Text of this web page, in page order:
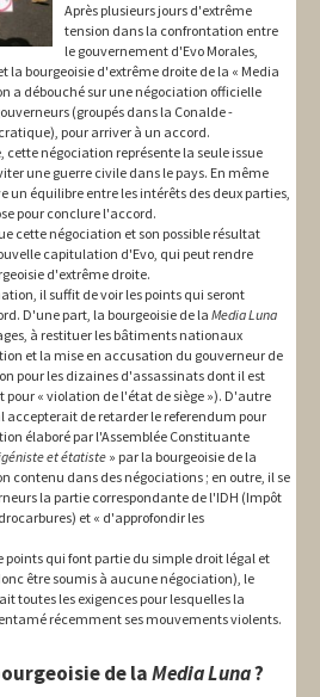
Après plusieurs jours d'extrême
tension dans la confrontation entre
le gouvernement d'Evo Morales,
la bourgeoisie d'extrême droite de la « Media
a débouché sur une négociation officielle
(groupés dans la Conalde -
pour arriver à un accord.
cette négociation représente la seule issue
une guerre civile dans le pays. En même
un équilibre entre les intérêts des deux parties,
pour conclure l'accord.
cette négociation et son possible résultat
capitulation d'Evo, qui peut rendre
d'extrême droite.
il suffit de voir les points qui seront
D'une part, la bourgeoisie de la Media Luna
à restituer les bâtiments nationaux
et la mise en accusation du gouverneur de
pour les dizaines d'assassinats dont il est
« violation de l'état de siège »). D'autre
de retarder le referendum pour
élaboré par l'Assemblée Constituante
et étatiste » par la bourgeoisie de la
contenu dans des négociations ; en outre, il se
la partie correspondante de l'IDH (Impôt
et « d'approfondir les
qui font partie du simple droit légal et
être soumis à aucune négociation), le
toutes les exigences pour lesquelles la
récemment ses mouvements violents.
de laMedia Luna?